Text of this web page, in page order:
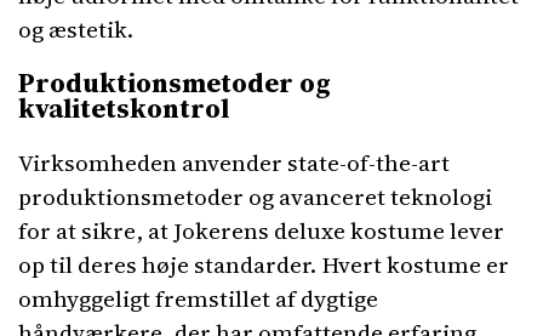
og æstetik.
Produktionsmetoder og
kvalitetskontrol
Virksomheden anvender state-of-the-art
produktionsmetoder og avanceret teknologi
for at sikre, at Jokerens deluxe kostume lever
op til deres høje standarder. Hvert kostume er
omhyggeligt fremstillet af dygtige